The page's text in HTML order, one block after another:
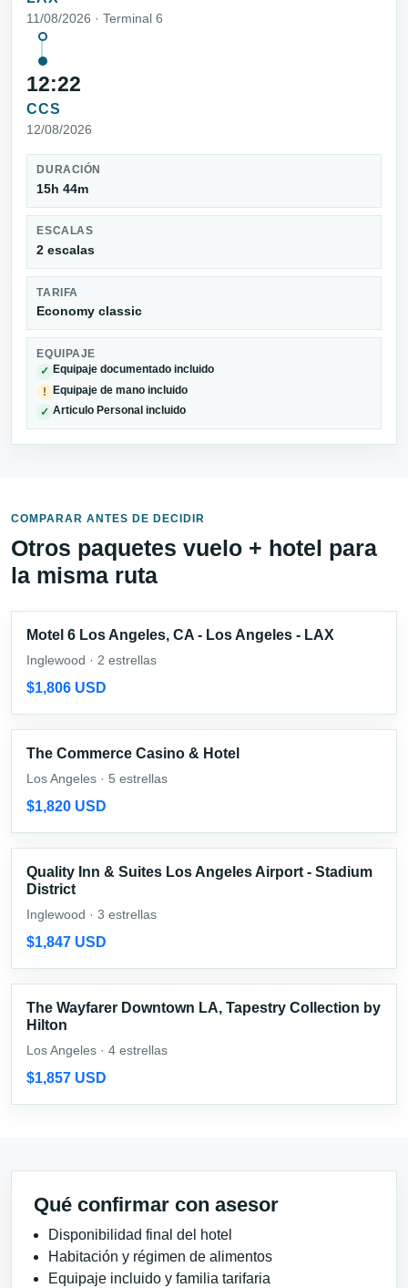
11/08/2026 · Terminal 6
12:22
CCS
12/08/2026
DURACIÓN
15h 44m
ESCALAS
2 escalas
TARIFA
Economy classic
EQUIPAJE
✓ Equipaje documentado incluido
! Equipaje de mano incluido
✓ Articulo Personal incluido
COMPARAR ANTES DE DECIDIR
Otros paquetes vuelo + hotel para
la misma ruta
Motel 6 Los Angeles, CA - Los Angeles - LAX
Inglewood · 2 estrellas
$1,806 USD
The Commerce Casino & Hotel
Los Angeles · 5 estrellas
$1,820 USD
Quality Inn & Suites Los Angeles Airport - Stadium
District
Inglewood · 3 estrellas
$1,847 USD
The Wayfarer Downtown LA, Tapestry Collection by
Hilton
Los Angeles · 4 estrellas
$1,857 USD
Qué confirmar con asesor
Disponibilidad final del hotel
Habitación y régimen de alimentos
Equipaje incluido y familia tarifaria